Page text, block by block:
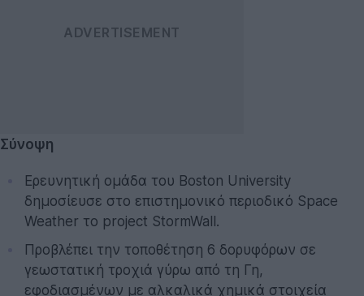
Σύνοψη
Ερευνητική ομάδα του Boston University
δημοσίευσε στο επιστημονικό περιοδικό Space
Weather το project StormWall.
Προβλέπει την τοποθέτηση 6 δορυφόρων σε
γεωστατική τροχιά γύρω από τη Γη,
εφοδιασμένων με αλκαλικά χημικά στοιχεία